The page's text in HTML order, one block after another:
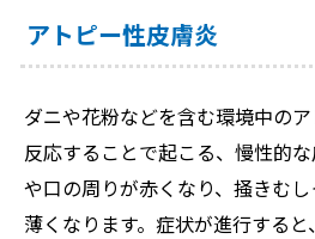
アトピー性皮膚炎
ダニや花粉などを含む環境中の
反応することで起こる、慢性的
や口の周りが赤くなり、掻きむ
薄くなります。症状が進行する